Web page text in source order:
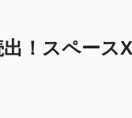
出！スペー